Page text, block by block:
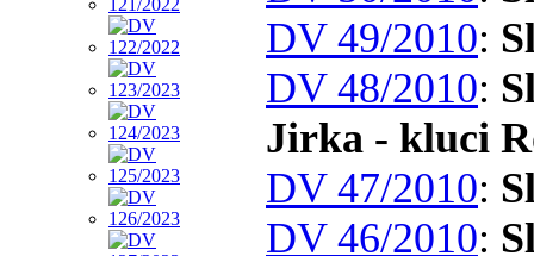
DV 49/2010:
DV 48/2010:
Jirka - kluci
DV 47/2010:
DV 46/2010: